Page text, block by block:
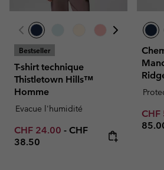
Bestseller
T-shirt technique
Thistletown Hills™
Homme
Evacue l'humidité
Minimum sale price:
CHF 24.00 - Maximum price:
CHF
38.50
CHF